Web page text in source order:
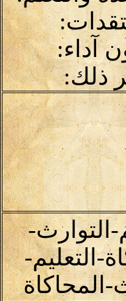
آداء:
ذلك:
التوارث-
التعليم-
المحاكاة